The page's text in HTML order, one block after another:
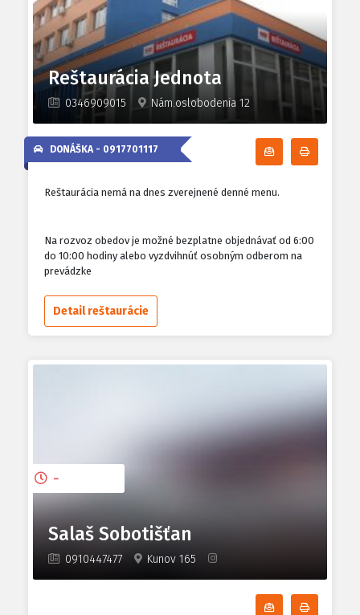
Reštaurácia Jednota
0346909015 Nám.oslobodenia 12
Odoberať
DONÁŠKA - 0917701117
Reštaurácia nemá na dnes zverejnené denné menu.
Na rozvoz obedov je možné bezplatne objednávať od 6:00
do 10:00 hodiny alebo vyzdvihnúť osobným odberom na
prevádzke
Detail reštaurácie
Salaš Sobotišťan
0910447477 Kunov 165
Odoberať
-